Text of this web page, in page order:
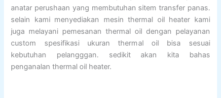
anatar perushaan yang membutuhan sitem transfer panas.
selain kami menyediakan mesin thermal oil heater kami
juga melayani pemesanan thermal oil dengan pelayanan
custom spesifikasi ukuran thermal oil bisa sesuai
kebutuhan pelangggan. sedikit akan kita bahas
penganalan thermal oil heater.